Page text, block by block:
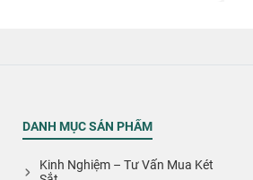
DANH MỤC SẢN PHẨM
Kinh Nghiệm – Tư Vấn Mua Két